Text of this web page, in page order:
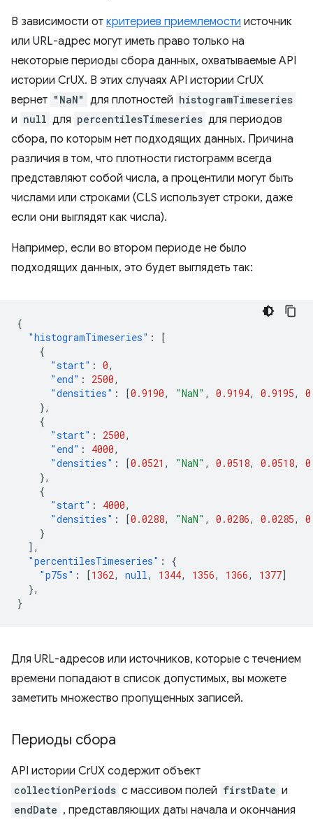
В зависимости от критериев приемлемости источник
или URL-адрес могут иметь право только на
некоторые периоды сбора данных, охватываемые API
истории CrUX. В этих случаях API истории CrUX
вернет "NaN" для плотностей histogramTimeseries
и null для percentilesTimeseries для периодов
сбора, по которым нет подходящих данных. Причина
различия в том, что плотности гистограмм всегда
представляют собой числа, а процентили могут быть
числами или строками (CLS использует строки, даже
если они выглядят как числа).
Например, если во втором периоде не было
подходящих данных, это будет выглядеть так:
{
"histogramTimeseries" :
[
{
"start" : 0,
"end" : 2500,
"densities" : [0.9190, "NaN" , 0.9194, 0.9195,
},
{
"start" : 2500,
"end" : 4000,
"densities" : [0.0521 , "NaN" , 0.0518, 0.0518,
},
{
"start" : 4000,
"densities" : [0.0288, "NaN" , 0.0286, 0.0285,
}
],
"percentilesTimeseries" :
{
"p75s" : [1362, null, 1344, 1356, 1366, 1377]
},
}
Для URL-адресов или источников, которые с течением
времени попадают в список допустимых, вы можете
заметить множество пропущенных записей.
Периоды сбора
API истории CrUX содержит объект
collectionPeriods с массивом полей firstDate и
endDate , представляющих даты начала и окончания